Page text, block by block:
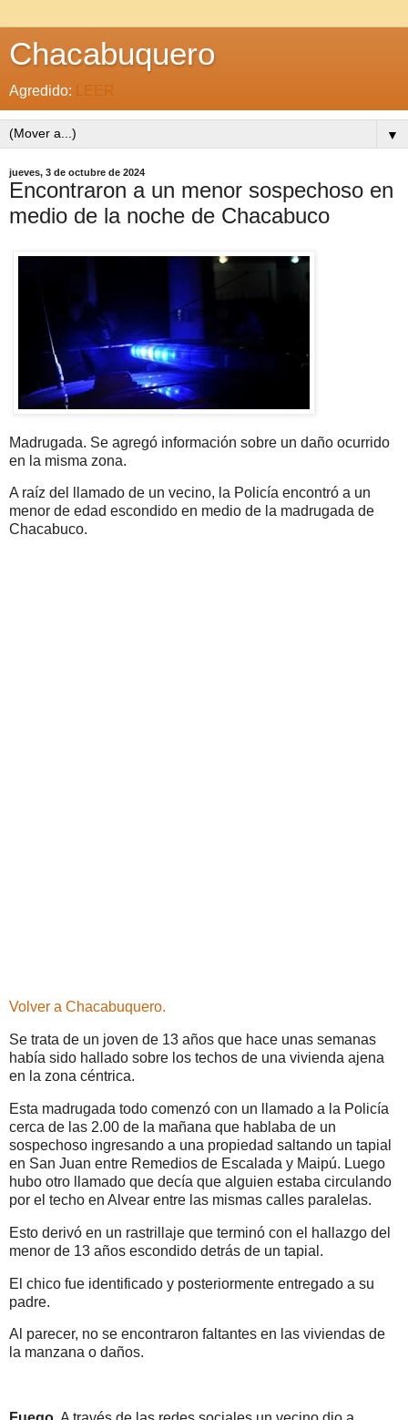
Chacabuquero
Agredido: LEER
▼
jueves, 3 de octubre de 2024
Encontraron a un menor sospechoso en
medio de la noche de Chacabuco
Madrugada. Se agregó información sobre un daño ocurrido
en la misma zona.
A raíz del llamado de un vecino, la Policía encontró a un
menor de edad escondido en medio de la madrugada de
Chacabuco.
Volver a Chacabuquero.
Se trata de un joven de 13 años que hace unas semanas
había sido hallado sobre los techos de una vivienda ajena
en la zona céntrica.
Esta madrugada todo comenzó con un llamado a la Policía
cerca de las 2.00 de la mañana que hablaba de un
sospechoso ingresando a una propiedad saltando un tapial
en San Juan entre Remedios de Escalada y Maipú. Luego
hubo otro llamado que decía que alguien estaba circulando
por el techo en Alvear entre las mismas calles paralelas.
Esto derivó en un rastrillaje que terminó con el hallazgo del
menor de 13 años escondido detrás de un tapial.
El chico fue identificado y posteriormente entregado a su
padre.
Al parecer, no se encontraron faltantes en las viviendas de
la manzana o daños.